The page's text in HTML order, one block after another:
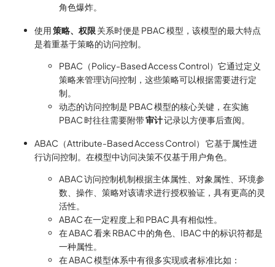
角色爆炸。
使用策略、权限 关系时便是 PBAC 模型，该模型的最大特点
是着重基于策略的访问控制。
PBAC（Policy-Based Access Control）它通过定义
策略来管理访问控制，这些策略可以根据需要进行定
制。
动态的访问控制是 PBAC 模型的核心关键，在实施
PBAC 时往往需要附带审计记录以方便事后查阅。
ABAC（Attribute-Based Access Control） 它基于属性进
行访问控制。在模型中访问决策不仅基于用户角色。
ABAC 访问控制机制根据主体属性、对象属性、环境参
数、操作、策略对该请求进行授权验证，具有更高的灵
活性。
ABAC 在一定程度上和 PBAC 具有相似性。
在 ABAC 看来 RBAC 中的角色、IBAC 中的标识符都是
一种属性。
在 ABAC 模型体系中有很多实现或者标准比如：